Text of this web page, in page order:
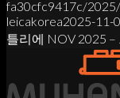
fa30cfc9417c/
leicakorea2025-11-
틀리에 NOV 2025 –